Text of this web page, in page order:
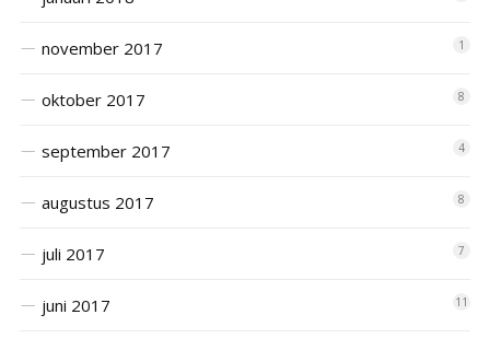
november 2017 1
oktober 2017 8
september 2017 4
augustus 2017 8
juli 2017 7
juni 2017 11